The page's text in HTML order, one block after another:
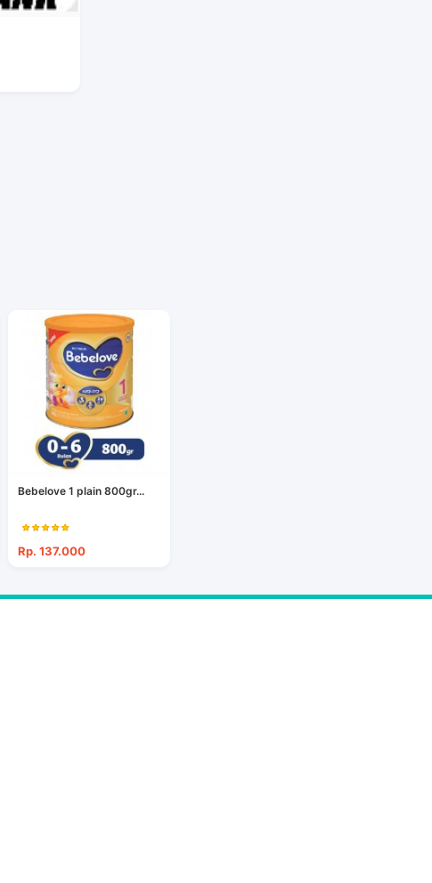
Bebelove 1 plain 800gr...
Rp. 137.000